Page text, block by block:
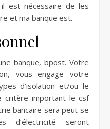
est nécessaire de les
et ma banque est.
banque, bpost. Votre
vous engage votre
d’isolation et/ou le
critère important le csf
bancaire sera peut se
d’électricité seront